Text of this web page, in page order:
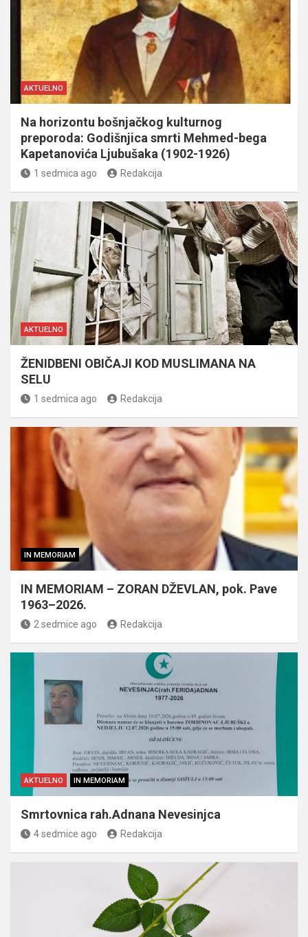
AKTUELNO
Na horizontu bošnjačkog kulturnog
preporoda: Godišnjica smrti Mehmed-bega
Kapetanovića Ljubušaka (1902-1926)
1 sedmica ago Redakcija
AKTUELNO
ŽENIDBENI OBIČAJI KOD MUSLIMANA NA
SELU
1 sedmica ago Redakcija
IN MEMORIAM
IN MEMORIAM – ZORAN DŽEVLAN, pok. Pave
1963–2026.
2 sedmice ago Redakcija
AKTUELNO IN MEMORIAM
Smrtovnica rah.Adnana Nevesinjca
4 sedmice ago Redakcija